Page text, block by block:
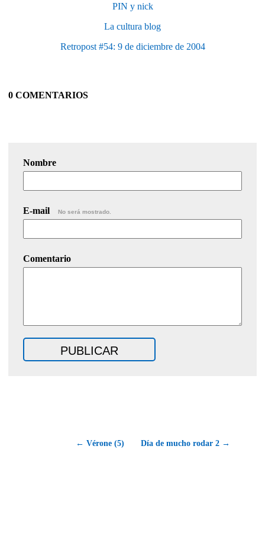
PIN y nick
La cultura blog
Retropost #54: 9 de diciembre de 2004
0 COMENTARIOS
Nombre
E-mail No será mostrado.
Comentario
← Vérone (5) Día de mucho rodar 2 →